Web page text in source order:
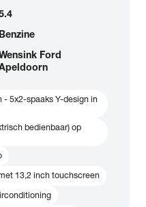
Benzine
Ford
5x2-spaaks Y-design in
bedienbaar) op
13,2 inch touchscreen